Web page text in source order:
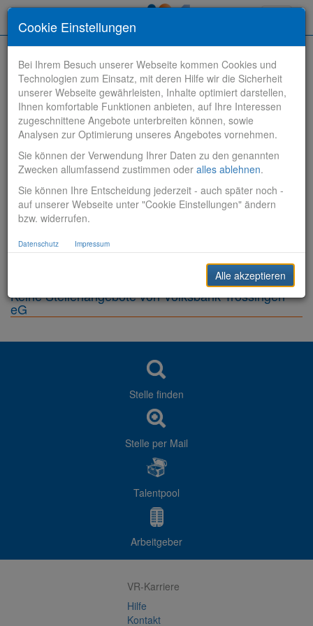
Stelle finden
Vertriebsbank
Produktionsbank
Sonstiges
Keine Stellenangebote von Volksbank Trossingen
eG
Stelle finden
Stelle per Mail
Talentpool
Arbeitgeber
VR-Karriere
Hilfe
Kontakt
Cookie Einstellungen
Bei Ihrem Besuch unserer Webseite kommen Cookies und
Technologien zum Einsatz, mit deren Hilfe wir die Sicherheit
unserer Webseite gewährleisten, Inhalte optimiert darstellen,
Ihnen komfortable Funktionen anbieten, auf Ihre Interessen
zugeschnittene Angebote unterbreiten können, sowie
Analysen zur Optimierung unseres Angebotes vornehmen.
Sie können der Verwendung Ihrer Daten zu den genannten
Zwecken allumfassend zustimmen oder alles ablehnen.
Sie können Ihre Entscheidung jederzeit - auch später noch -
auf unserer Webseite unter "Cookie Einstellungen" ändern
bzw. widerrufen.
Datenschutz Impressum
Alle akzeptieren